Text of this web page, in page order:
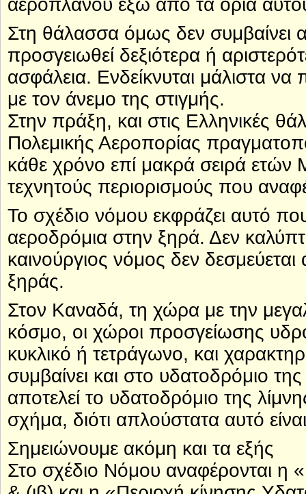
αεροπλάνου έξω από τα όρια
Στη θάλασσα όμως δεν συμβαίνει
προσγειωθεί δεξιότερα ή
ασφάλεια. Ενδείκνυται μάλιστα να
με τον άνεμο της στιγμής.
Στην πράξη, και στις Ελληνικές
Πολεμικής Αεροπορίας
κάθε χρόνο επί μακρά σειρά
τεχνητούς περιορισμούς που
Το σχέδιο νόμου εκφράζει αυτό
αεροδρόμια στην ξηρά. Δεν
καινούργιος νόμος δεν
ξηράς.
Στον Καναδά, τη χώρα με την
κόσμο, οι χώροι προσγείωσης
κυκλικό ή τετράγωνο, και
συμβαίνει και στο υδατοδρόμιο
αποτελεί το υδατοδρόμιο της
σχήμα, διότι απλούστατα αυτό
Σημειώνουμε ακόμη και τα εξής
Στο σχέδιο Νόμου αναφέρονται η